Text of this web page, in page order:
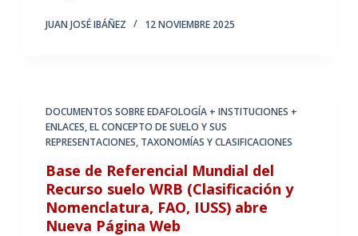
JUAN JOSÉ IBÁÑEZ 12 NOVIEMBRE 2025
DOCUMENTOS SOBRE EDAFOLOGÍA + INSTITUCIONES +
ENLACES,EL CONCEPTO DE SUELO Y SUS
REPRESENTACIONES, TAXONOMÍAS Y CLASIFICACIONES
Base de Referencial Mundial del
Recurso suelo WRB (Clasificación y
Nomenclatura, FAO, IUSS) abre
Nueva Página Web